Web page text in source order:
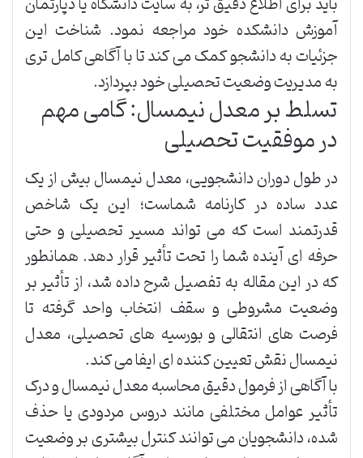
آموزش دانشکده خود مراجعه نمود. شناخت این
جزئیات به دانشجو کمک می کند تا با آگاهی کامل تری
به مدیریت وضعیت تحصیلی خود بپردازد.
تسلط بر معدل نیمسال: گامی مهم
در موفقیت تحصیلی
در طول دوران دانشجویی، معدل نیمسال بیش از یک
عدد ساده در کارنامه شماست؛ این یک شاخص
قدرتمند است که می تواند مسیر تحصیلی و حتی
حرفه ای آینده شما را تحت تأثیر قرار دهد. همانطور
که در این مقاله به تفصیل شرح داده شد، از تأثیر بر
وضعیت مشروطی و سقف انتخاب واحد گرفته تا
فرصت های انتقالی و بورسیه های تحصیلی، معدل
نیمسال نقش تعیین کننده ای ایفا می کند.
با آگاهی از فرمول دقیق محاسبه معدل نیمسال و درک
تأثیر عوامل مختلفی مانند دروس مردودی یا حذف
شده، دانشجویان می توانند کنترل بیشتری بر وضعیت